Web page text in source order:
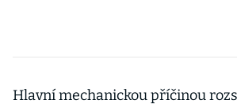
Hlavní mechanickou příčinou